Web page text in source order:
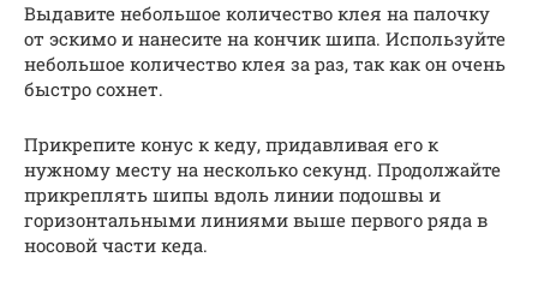
Выдавите небольшое количество клея на палочку
от эскимо и нанесите на кончик шипа. Используйте
небольшое количество клея за раз, так как он очень
быстро сохнет.
Прикрепите конус к кеду, придавливая его к
нужному месту на несколько секунд. Продолжайте
прикреплять шипы вдоль линии подошвы и
горизонтальными линиями выше первого ряда в
носовой части кеда.